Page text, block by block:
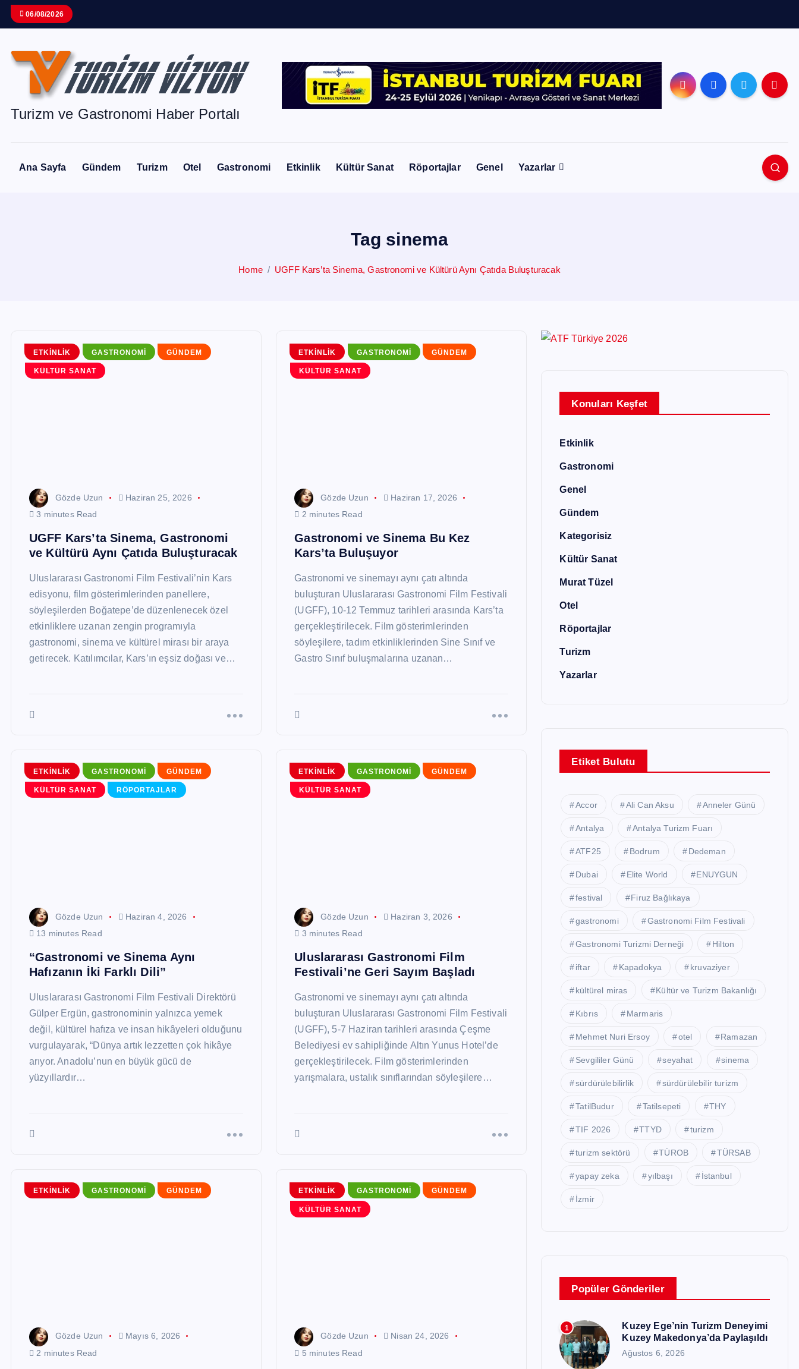
06/08/2026
Turizm ve Gastronomi Haber Portalı
Ana Sayfa Gündem Turizm Otel Gastronomi Etkinlik Kültür Sanat Röportajlar Genel Yazarlar
Tag sinema
Home UGFF Kars’ta Sinema, Gastronomi ve Kültürü Aynı Çatıda Buluşturacak
ETKINLIK GASTRONOMI GÜNDEM
KÜLTÜR SANAT
Gözde Uzun
Haziran 25, 2026
3 minutes Read
UGFF Kars’ta Sinema, Gastronomi
ve Kültürü Aynı Çatıda Buluşturacak
Uluslararası Gastronomi Film Festivali’nin Kars
edisyonu, film gösterimlerinden panellere,
söyleşilerden Boğatepe’de düzenlenecek özel
etkinliklere uzanan zengin programıyla
gastronomi, sinema ve kültürel mirası bir araya
getirecek. Katılımcılar, Kars’ın eşsiz doğası ve…
ETKINLIK GASTRONOMI GÜNDEM
KÜLTÜR SANAT
Gözde Uzun
Haziran 17, 2026
2 minutes Read
Gastronomi ve Sinema Bu Kez
Kars’ta Buluşuyor
Gastronomi ve sinemayı aynı çatı altında
buluşturan Uluslararası Gastronomi Film Festivali
(UGFF), 10-12 Temmuz tarihleri arasında Kars’ta
gerçekleştirilecek. Film gösterimlerinden
söyleşilere, tadım etkinliklerinden Sine Sınıf ve
Gastro Sınıf buluşmalarına uzanan…
ETKINLIK GASTRONOMI GÜNDEM
KÜLTÜR SANAT RÖPORTAJLAR
Gözde Uzun
Haziran 4, 2026
13 minutes Read
“Gastronomi ve Sinema Aynı
Hafızanın İki Farklı Dili”
Uluslararası Gastronomi Film Festivali Direktörü
Gülper Ergün, gastronominin yalnızca yemek
değil, kültürel hafıza ve insan hikâyeleri olduğunu
vurgulayarak, “Dünya artık lezzetten çok hikâye
arıyor. Anadolu’nun en büyük gücü de
yüzyıllardır…
ETKINLIK GASTRONOMI GÜNDEM
KÜLTÜR SANAT
Gözde Uzun
Haziran 3, 2026
3 minutes Read
Uluslararası Gastronomi Film
Festivali’ne Geri Sayım Başladı
Gastronomi ve sinemayı aynı çatı altında
buluşturan Uluslararası Gastronomi Film Festivali
(UGFF), 5-7 Haziran tarihleri arasında Çeşme
Belediyesi ev sahipliğinde Altın Yunus Hotel’de
gerçekleştirilecek. Film gösterimlerinden
yarışmalara, ustalık sınıflarından söyleşilere…
ETKINLIK GASTRONOMI GÜNDEM
Gözde Uzun
Mayıs 6, 2026
2 minutes Read
ETKINLIK GASTRONOMI GÜNDEM
KÜLTÜR SANAT
Gözde Uzun
Nisan 24, 2026
5 minutes Read
Konuları Keşfet
Etkinlik
Gastronomi
Genel
Gündem
Kategorisiz
Kültür Sanat
Murat Tüzel
Otel
Röportajlar
Turizm
Yazarlar
Etiket Bulutu
Accor Ali Can Aksu Anneler Günü
Antalya Antalya Turizm Fuarı
ATF25 Bodrum Dedeman
Dubai Elite World ENUYGUN
festival Firuz Bağlıkaya
gastronomi Gastronomi Film Festivali
Gastronomi Turizmi Derneği Hilton
iftar Kapadokya kruvaziyer
kültürel miras Kültür ve Turizm Bakanlığı
Kıbrıs Marmaris
Mehmet Nuri Ersoy otel Ramazan
Sevgililer Günü seyahat sinema
sürdürülebilirlik sürdürülebilir turizm
TatilBudur Tatilsepeti THY
TIF 2026 TTYD turizm
turizm sektörü TÜROB TÜRSAB
yapay zeka yılbaşı İstanbul
İzmir
Popüler Gönderiler
1
Kuzey Ege’nin Turizm Deneyimi
Kuzey Makedonya’da Paylaşıldı
Ağustos 6, 2026